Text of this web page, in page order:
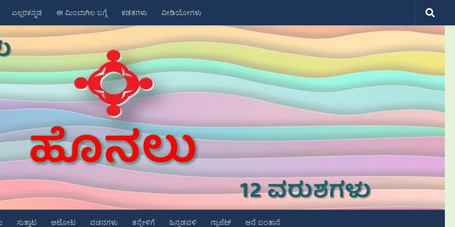
ಎಲ್ಲರಕನ್ನಡ ಈ ಮಿಂಬಾಗಿಲ ಬಗ್ಗೆ ಕಡತಗಳು ವೀಡಿಯೋಗಳು
ಸುತ್ತಾಟ ಆಟೋಟ ವಚನಗಳು ತನ್ನೇಳಿಗೆ ಹಿನ್ನಡವಳಿ ಗ್ಯಾಜೆಟ್ ಆನೆ ಬಂತಾನೆ